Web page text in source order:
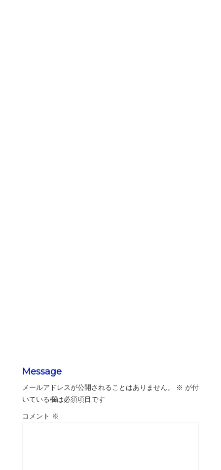
Message
メールアドレスが公開されることはありません。 ※ が付
いている欄は必須項目です
コメント ※